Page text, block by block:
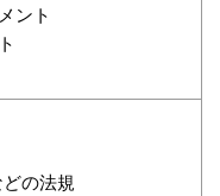
ント
の法規